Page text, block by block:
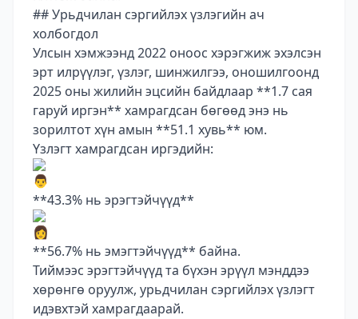
## Урьдчилан сэргийлэх үзлэгийн ач
холбогдол
Улсын хэмжээнд 2022 оноос хэрэгжиж эхэлсэн
эрт илрүүлэг, үзлэг, шинжилгээ, оношилгоонд
2025 оны жилийн эцсийн байдлаар **1.7 сая
гаруй иргэн** хамрагдсан бөгөөд энэ нь
зорилтот хүн амын **51.1 хувь** юм.
Үзлэгт хамрагдсан иргэдийн:
**43.3% нь эрэгтэйчүүд**
**56.7% нь эмэгтэйчүүд** байна.
Тиймээс эрэгтэйчүүд та бүхэн эрүүл мэнддээ
хөрөнгө оруулж, урьдчилан сэргийлэх үзлэгт
идэвхтэй хамрагдаарай.